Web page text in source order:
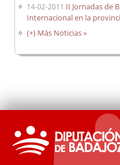
14-02-2011 II Jornadas de
Internacional en la
(+) Más Noticias »